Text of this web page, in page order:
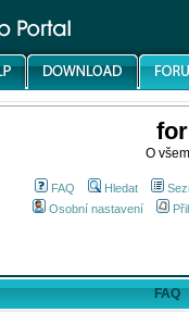
O
FAQ Hledat
Osobní nastavení
FAQ